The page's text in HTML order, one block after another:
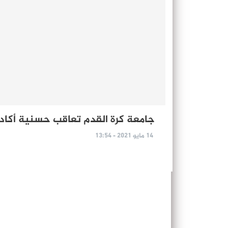
جامعة كرة القدم تعاقب حسنية
14 مايو 2021 - 13:54